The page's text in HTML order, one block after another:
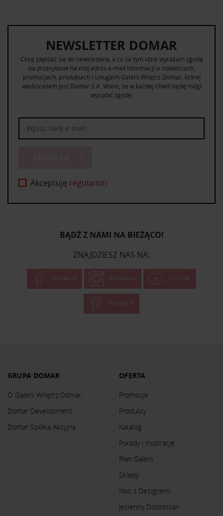
NEWSLETTER DOMAR
Chcę zapisać się do newslettera, a co za tym idzie wyrażam zgodę
na przesyłanie na mój adres e-mail informacji o nowościach,
promocjach, produktach i usługach Galerii Wnętrz Domar, której
właścicielem jest Domar S.A. Wiem, że w każdej chwili będę mógł
wycofać zgodę.
Akceptuję regulamin
BĄDŹ Z NAMI NA BIEŻĄCO!
ZNAJDZIESZ NAS NA:
FACEBOOK INSTAGRAM YOUTUBE
PINTEREST
GRUPA DOMAR
O Galerii Wnętrz Domar
Domar Development
Domar Spółka Akcyjna
OFERTA
Promocje
Produkty
Katalog
Porady i inspiracje
Plan Galerii
Sklepy
Noc z Designem
Jesienny Dobrostan